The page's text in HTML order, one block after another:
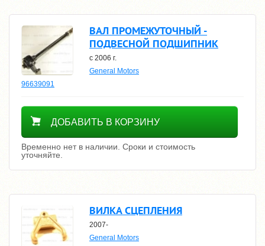
ВАЛ ПРОМЕЖУТОЧНЫЙ -
ПОДВЕСНОЙ ПОДШИПНИК
с 2006 г.
General Motors
96639091
Уточнить цену
ДОБАВИТЬ В КОРЗИНУ
Временно нет в наличии. Сроки и стоимость
уточняйте.
ВИЛКА СЦЕПЛЕНИЯ
2007-
General Motors